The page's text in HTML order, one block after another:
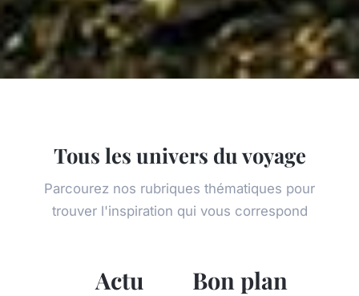
Tous les univers du voyage
Parcourez nos rubriques thématiques pour
trouver l'inspiration qui vous correspond
Actu Bon plan